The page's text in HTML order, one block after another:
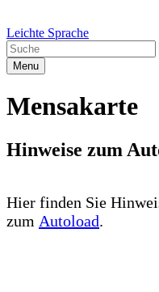
Leichte Sprache
Menu
Mensakarte
Hinweise zum
Hier finden Sie
zum Autoload.